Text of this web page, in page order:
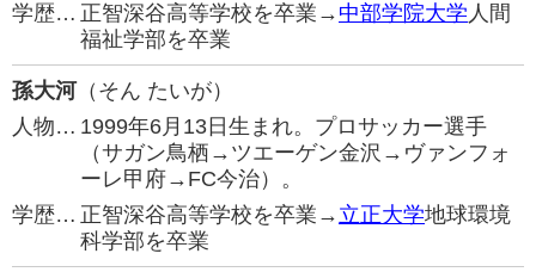
学歴… 正智深谷高等学校を卒業→ 中部学院大学 人間
福祉学部を卒業
孫大河（そん たいが）
人物… 1999年6月13日生まれ。プロサッカー選手
（サガン鳥栖→ツエーゲン金沢→ヴァンフォ
ーレ甲府→FC今治）。
学歴… 正智深谷高等学校を卒業→ 立正大学地球環境
科学部を卒業